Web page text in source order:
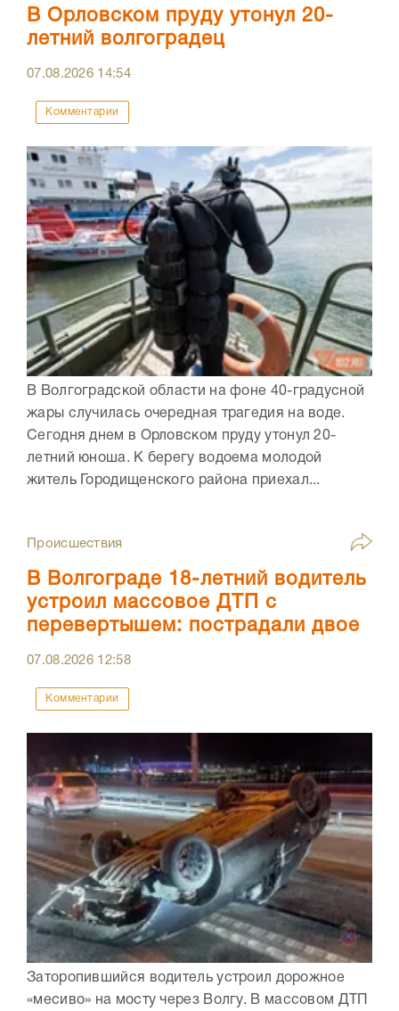
В Орловском пруду утонул 20-
летний волгоградец
07.08.2026 14:54
Комментарии
В Волгоградской области на фоне 40-градусной
жары случилась очередная трагедия на воде.
Сегодня днем в Орловском пруду утонул 20-
летний юноша. К берегу водоема молодой
житель Городищенского района приехал...
Происшествия
В Волгограде 18-летний водитель
устроил массовое ДТП с
перевертышем: пострадали двое
07.08.2026 12:58
Комментарии
Заторопившийся водитель устроил дорожное
«месиво» на мосту через Волгу. В массовом ДТП